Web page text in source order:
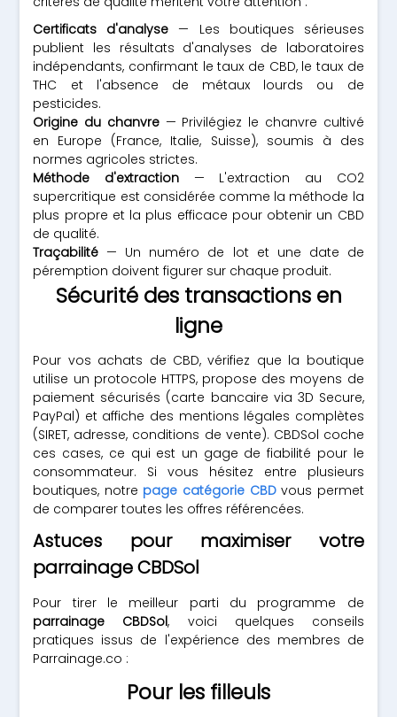
Certificats d'analyse — Les boutiques sérieuses
publient les résultats d'analyses de laboratoires
indépendants, confirmant le taux de CBD, le taux de
THC et l'absence de métaux lourds ou de
pesticides.
Origine du chanvre— Privilégiez le chanvre cultivé
en Europe (France, Italie, Suisse), soumis à des
normes agricoles strictes.
Méthode d'extraction — L'extraction au CO2
supercritique est considérée comme la méthode la
plus propre et la plus efficace pour obtenir un CBD
de qualité.
Traçabilité — Un numéro de lot et une date de
péremption doivent figurer sur chaque produit.
Sécurité des transactions en
ligne
Pour vos achats de CBD, vérifiez que la boutique
utilise un protocole HTTPS, propose des moyens de
paiement sécurisés (carte bancaire via 3D Secure,
PayPal) et affiche des mentions légales complètes
(SIRET, adresse, conditions de vente). CBDSol coche
ces cases, ce qui est un gage de fiabilité pour le
consommateur. Si vous hésitez entre plusieurs
boutiques, notre page catégorie CBDvous permet
de comparer toutes les offres référencées.
Astuces pour maximiser votre
parrainage CBDSol
Pour tirer le meilleur parti du programme de
parrainage CBDSol, voici quelques conseils
pratiques issus de l'expérience des membres de
Parrainage.co :
Pour les filleuls